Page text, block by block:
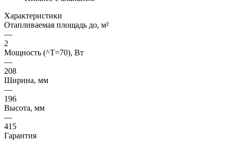
Характеристики
Отапливаемая площадь до, м²
—
2
Мощность (^T=70), Вт
—
208
Ширина, мм
—
196
Высота, мм
—
415
Гарантия